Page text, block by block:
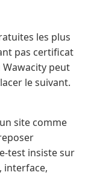
les plus
pas certificat
Wawacity peut
le suivant.
site comme
test insiste sur
interface,